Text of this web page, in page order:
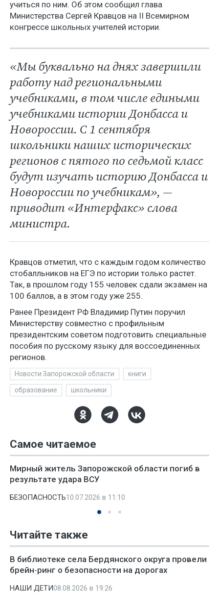
учиться по ним. Об этом сообщил глава
Министерства Сергей Кравцов на II Всемирном
конгрессе школьных учителей истории.
«Мы буквально на днях завершили
работу над региональными
учебниками, в том числе едиными
учебниками истории Донбасса и
Новороссии. С 1 сентября
школьники наших исторических
регионов с пятого по седьмой класс
будут изучать историю Донбасса и
Новороссии по учебникам», —
приводит «Интерфакс» слова
министра.
Кравцов отметил, что с каждым годом количество
стобалльников на ЕГЭ по истории только растет.
Так, в прошлом году 155 человек сдали экзамен на
100 баллов, а в этом году уже 255.
Ранее Президент РФ Владимир Путин поручил
Министерству совместно с профильным
президентским советом подготовить специальные
пособия по русскому языку для воссоединенных
регионов.
Новости Запорожской области книги
образование школьники
Самое читаемое
Мирный житель Запорожской области погиб в
результате удара ВСУ
БЕЗОПАСНОСТЬ10.07.2026 в 11:10
Читайте также
В библиотеке села Бердянского округа провели
брейн‑ринг о безопасности на дорогах
НАШИ ДЕТИ08.08.2026 в 19:26